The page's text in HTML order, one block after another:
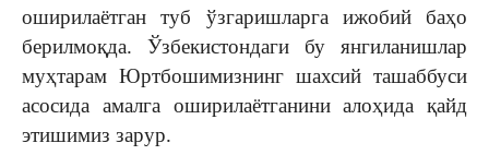
оширилаётган туб ўзгаришларга ижобий баҳо
берилмоқда. Ўзбекистондаги бу янгиланишлар
муҳтарам Юртбошимизнинг шахсий ташаббуси
асосида амалга оширилаётганини алоҳида қайд
этишимиз зарур.